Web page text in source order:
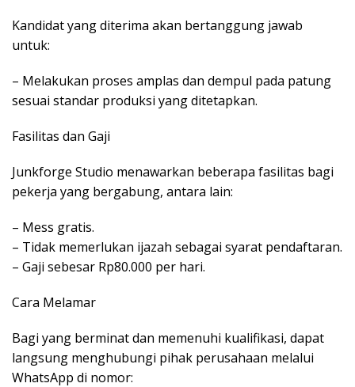
Kandidat yang diterima akan bertanggung jawab
untuk:
– Melakukan proses amplas dan dempul pada patung
sesuai standar produksi yang ditetapkan.
Fasilitas dan Gaji
Junkforge Studio menawarkan beberapa fasilitas bagi
pekerja yang bergabung, antara lain:
– Mess gratis.
– Tidak memerlukan ijazah sebagai syarat pendaftaran.
– Gaji sebesar Rp80.000 per hari.
Cara Melamar
Bagi yang berminat dan memenuhi kualifikasi, dapat
langsung menghubungi pihak perusahaan melalui
WhatsApp di nomor: